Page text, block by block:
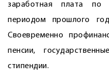
заработная плата по
периодом прошлого
Своевременно
пенсии,
стипендии.